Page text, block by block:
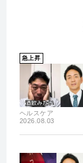
急上昇
ヘルスケア
2026.08.03